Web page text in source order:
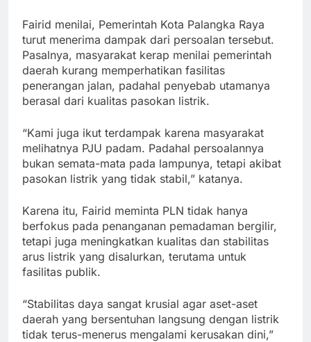
Fairid menilai, Pemerintah Kota Palangka Raya
turut menerima dampak dari persoalan tersebut.
Pasalnya, masyarakat kerap menilai pemerintah
daerah kurang memperhatikan fasilitas
penerangan jalan, padahal penyebab utamanya
berasal dari kualitas pasokan listrik.
“Kami juga ikut terdampak karena masyarakat
melihatnya PJU padam. Padahal persoalannya
bukan semata-mata pada lampunya, tetapi akibat
pasokan listrik yang tidak stabil,” katanya.
Karena itu, Fairid meminta PLN tidak hanya
berfokus pada penanganan pemadaman bergilir,
tetapi juga meningkatkan kualitas dan stabilitas
arus listrik yang disalurkan, terutama untuk
fasilitas publik.
“Stabilitas daya sangat krusial agar aset-aset
daerah yang bersentuhan langsung dengan listrik
tidak terus-menerus mengalami kerusakan dini,”